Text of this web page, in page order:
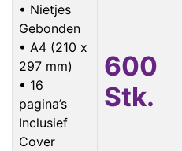
• Nietjes
Gebonden
• A4 (210 x
297 mm)
• 16
pagina’s
Inclusief
Cover
600
Stk.